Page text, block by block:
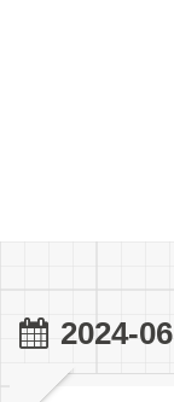
2024-06